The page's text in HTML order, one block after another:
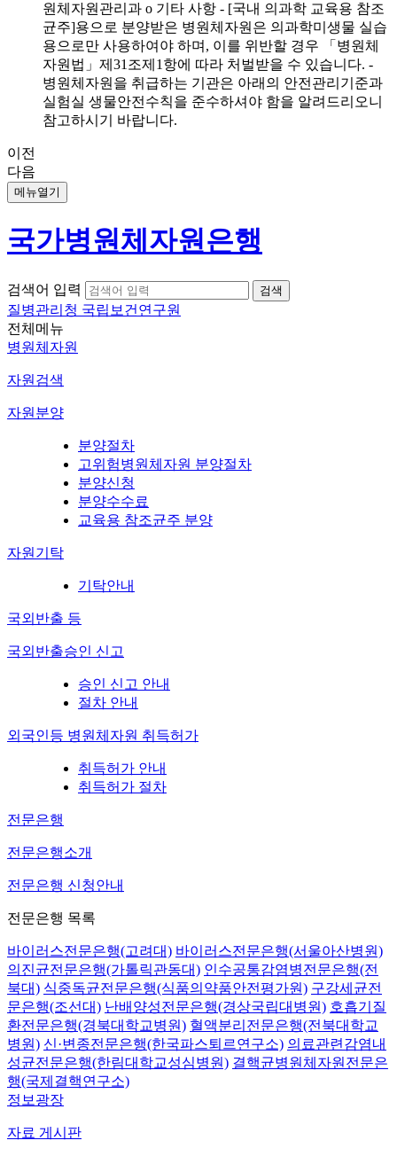
원체자원관리과 o 기타 사항 - [국내 의과학 교육용 참조
균주]용으로 분양받은 병원체자원은 의과학미생물 실습
용으로만 사용하여야 하며, 이를 위반할 경우 「병원체
자원법」제31조제1항에 따라 처벌받을 수 있습니다. -
병원체자원을 취급하는 기관은 아래의 안전관리기준과
실험실 생물안전수칙을 준수하셔야 함을 알려드리오니
참고하시기 바랍니다.
이전
다음
메뉴열기
국가병원체자원은행
검색어 입력
질병관리청 국립보건연구원
전체메뉴
병원체자원
자원검색
자원분양
분양절차
고위험병원체자원 분양절차
분양신청
분양수수료
교육용 참조균주 분양
자원기탁
기탁안내
국외반출 등
국외반출승인 신고
승인 신고 안내
절차 안내
외국인등 병원체자원 취득허가
취득허가 안내
취득허가 절차
전문은행
전문은행소개
전문은행 신청안내
전문은행 목록
바이러스전문은행(고려대) 바이러스전문은행(서울아산병원)
의진균전문은행(가톨릭관동대) 인수공통감염병전문은행(전
북대) 식중독균전문은행(식품의약품안전평가원) 구강세균전
문은행(조선대) 난배양성전문은행(경상국립대병원) 호흡기질
환전문은행(경북대학교병원) 혈액분리전문은행(전북대학교
병원) 신·변종전문은행(한국파스퇴르연구소) 의료관련감염내
성균전문은행(한림대학교성심병원) 결핵균병원체자원전문은
행(국제결핵연구소)
정보광장
자료 게시판